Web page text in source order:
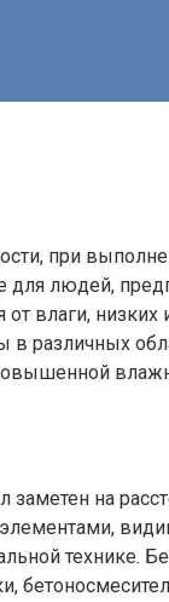
при
для людей,
низких
различных
на